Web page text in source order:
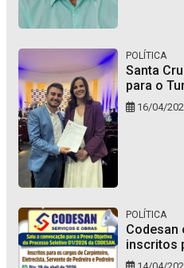
POLÍTICA
Santa
para o
16/04/
POLÍTICA
Codesan
inscritos